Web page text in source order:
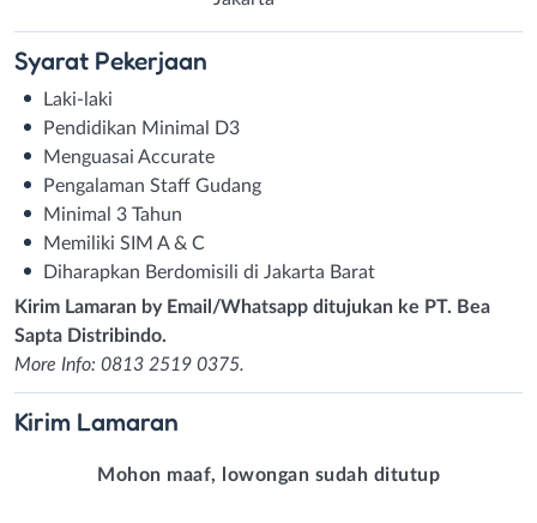
Syarat Pekerjaan
Laki-laki
Pendidikan Minimal D3
Menguasai Accurate
Pengalaman Staff Gudang
Minimal 3 Tahun
Memiliki SIM A & C
Diharapkan Berdomisili di Jakarta Barat
Kirim Lamaran by Email/Whatsapp ditujukan ke PT. Bea
Sapta Distribindo.
More Info: 0813 2519 0375.
Kirim Lamaran
Mohon maaf, lowongan sudah ditutup